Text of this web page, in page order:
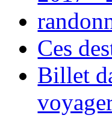
Ces
Billet